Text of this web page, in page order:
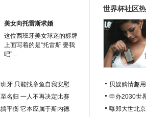
美女向托雷斯求婚
这位西班牙美女球迷的标牌
上面写着的是“托雷斯 娶我
吧”...
牙 只能找章鱼自我安慰
名归 一人不再决定比赛
平衡 它本应属于斯内德
世界杯社区
贝嫂购情趣
申办2030世
曝郑大世北